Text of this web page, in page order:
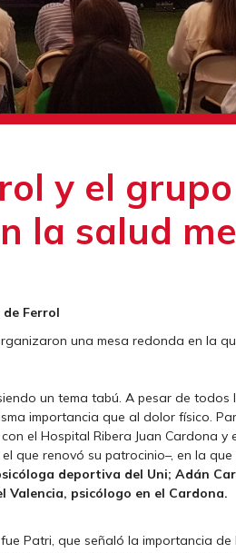
y el
la salud
Ferrol
una mesa redonda en la
un tema tabú. A pesar de
importancia que al dolor físico.
el Hospital Ribera Juan Cardona
que renovó su patrocinio–, en la que
deportiva del Uni; Adán
psicólogo en el Cardona.
Patri, que señaló la importancia